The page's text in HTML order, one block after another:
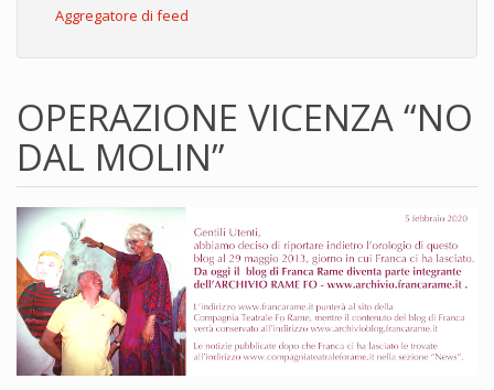
Aggregatore di feed
OPERAZIONE VICENZA “NO
DAL MOLIN”